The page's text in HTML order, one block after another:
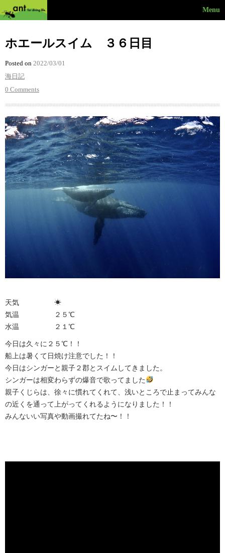
Menu
ホエールスイム ３６日目
Posted on 2022/03/01
海日記
0 Comments
天気 ☀︎
気温 ２５℃
水温 ２１℃
今日は久々に２５℃！！
船上は暑くて日焼け注意でした！！
今日はシンガーと親子２郡とスイムしてきました。
シンガーは相変わらずの爆音で歌ってました
親子くじらは、徐々に慣れてくれて、浅いところで止まってみんな
の近くを通って上がってくれるようになりました！！
みんないい写真や動画撮れてたね〜！！